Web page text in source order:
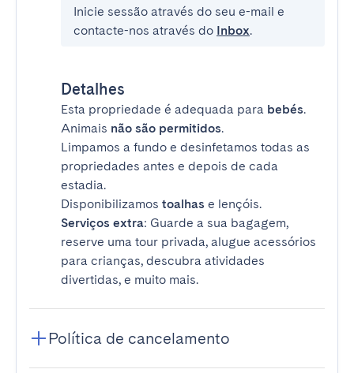
Inicie sessão através do seu e-mail e
contacte-nos através do Inbox.
Detalhes
Esta propriedade é adequada para bebés.
Animais não são permitidos.
Limpamos a fundo e desinfetamos todas as
propriedades antes e depois de cada
estadia.
Disponibilizamos toalhas e lençóis.
Serviços extra: Guarde a sua bagagem,
reserve uma tour privada, alugue acessórios
para crianças, descubra atividades
divertidas, e muito mais.
Política de cancelamento